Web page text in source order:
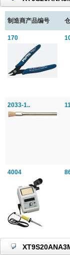
制造商产品编号
170
2033-1..
4004